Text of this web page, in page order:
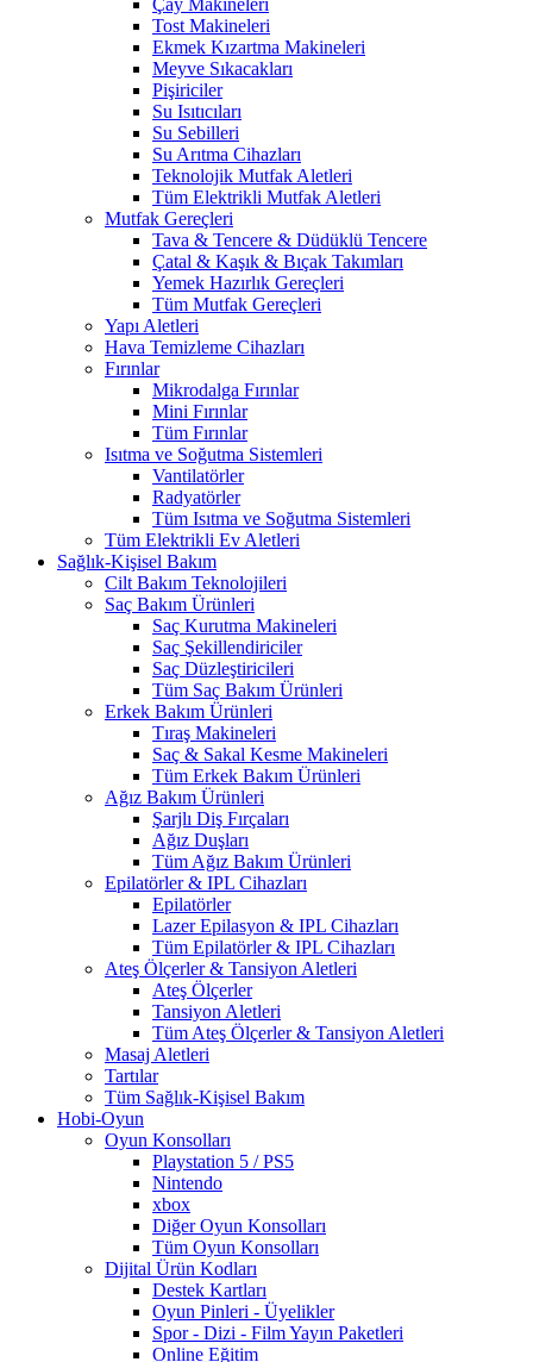
Çay Makineleri
Tost Makineleri
Ekmek Kızartma Makineleri
Meyve Sıkacakları
Pişiriciler
Su Isıtıcıları
Su Sebilleri
Su Arıtma Cihazları
Teknolojik Mutfak Aletleri
Tüm Elektrikli Mutfak Aletleri
Mutfak Gereçleri
Tava & Tencere & Düdüklü Tencere
Çatal & Kaşık & Bıçak Takımları
Yemek Hazırlık Gereçleri
Tüm Mutfak Gereçleri
Yapı Aletleri
Hava Temizleme Cihazları
Fırınlar
Mikrodalga Fırınlar
Mini Fırınlar
Tüm Fırınlar
Isıtma ve Soğutma Sistemleri
Vantilatörler
Radyatörler
Tüm Isıtma ve Soğutma Sistemleri
Tüm Elektrikli Ev Aletleri
Sağlık-Kişisel Bakım
Cilt Bakım Teknolojileri
Saç Bakım Ürünleri
Saç Kurutma Makineleri
Saç Şekillendiriciler
Saç Düzleştiricileri
Tüm Saç Bakım Ürünleri
Erkek Bakım Ürünleri
Tıraş Makineleri
Saç & Sakal Kesme Makineleri
Tüm Erkek Bakım Ürünleri
Ağız Bakım Ürünleri
Şarjlı Diş Fırçaları
Ağız Duşları
Tüm Ağız Bakım Ürünleri
Epilatörler & IPL Cihazları
Epilatörler
Lazer Epilasyon & IPL Cihazları
Tüm Epilatörler & IPL Cihazları
Ateş Ölçerler & Tansiyon Aletleri
Ateş Ölçerler
Tansiyon Aletleri
Tüm Ateş Ölçerler & Tansiyon Aletleri
Masaj Aletleri
Tartılar
Tüm Sağlık-Kişisel Bakım
Hobi-Oyun
Oyun Konsolları
Playstation 5 / PS5
Nintendo
xbox
Diğer Oyun Konsolları
Tüm Oyun Konsolları
Dijital Ürün Kodları
Destek Kartları
Oyun Pinleri - Üyelikler
Spor - Dizi - Film Yayın Paketleri
Online Eğitim